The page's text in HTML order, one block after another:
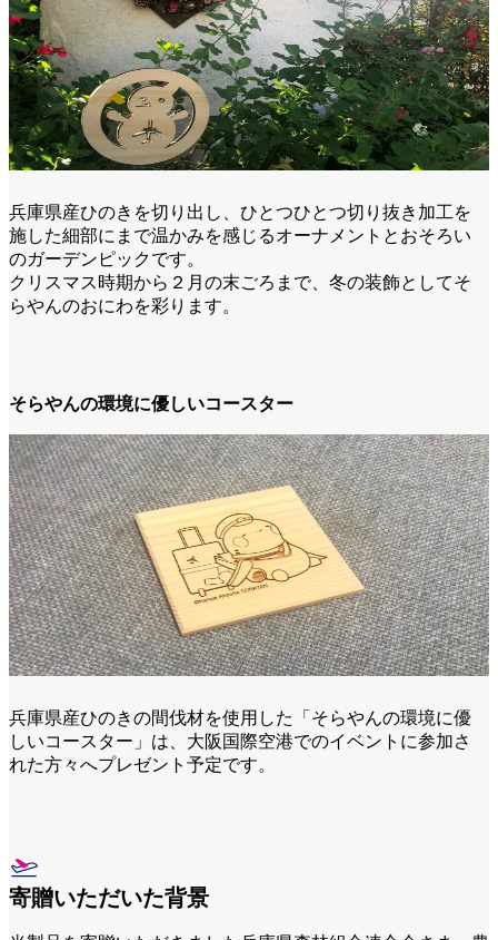
兵庫県産ひのきを切り出し、ひとつひとつ切り抜き加工を
施した細部にまで温かみを感じるオーナメントとおそろい
のガーデンピックです。
クリスマス時期から２月の末ごろまで、冬の装飾としてそ
らやんのおにわを彩ります。
そらやんの環境に優しいコースター
兵庫県産ひのきの間伐材を使用した「そらやんの環境に優
しいコースター」は、大阪国際空港でのイベントに参加さ
れた方々へプレゼント予定です。
寄贈いただいた背景